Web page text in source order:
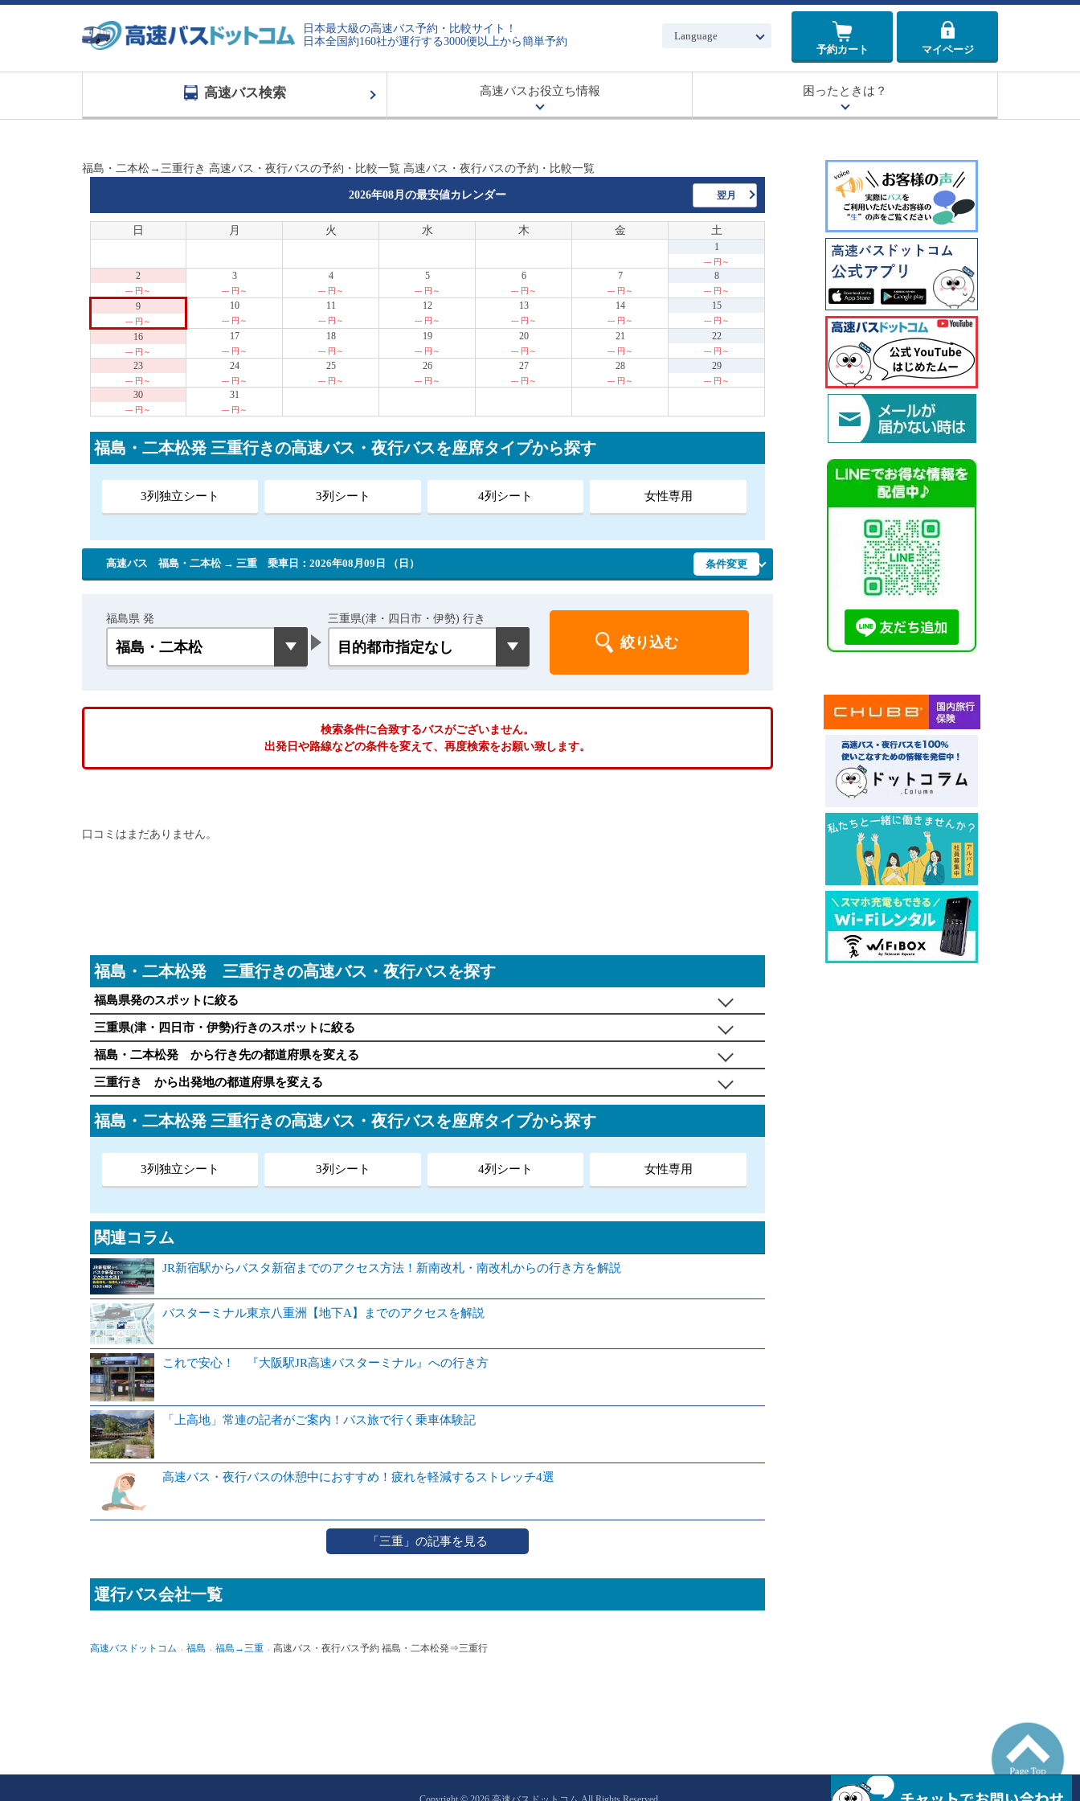
日本最大級の高速バス予約・比較サイト！
日本全国約160社が運行する3000便以上から簡単予約
Language
予約カート
マイページ
高速バス検索 高速バスお役立ち情報 困ったときは？
福島・二本松→三重行き 高速バス・夜行バスの予約・比較一覧 高速バス・夜行バスの予約・比較一覧
2026年08月の最安値カレンダー 翌月
日 月 火 水 木 金 土
1
--- 円～
2
--- 円～
3
--- 円～
4
--- 円～
5
--- 円～
6
--- 円～
7
--- 円～
8
--- 円～
9
--- 円～
10
--- 円～
11
--- 円～
12
--- 円～
13
--- 円～
14
--- 円～
15
--- 円～
16
--- 円～
17
--- 円～
18
--- 円～
19
--- 円～
20
--- 円～
21
--- 円～
22
--- 円～
23
--- 円～
24
--- 円～
25
--- 円～
26
--- 円～
27
--- 円～
28
--- 円～
29
--- 円～
30
--- 円～
31
--- 円～
福島・二本松発 三重行きの高速バス・夜行バスを座席タイプから探す
3列独立シート 3列シート 4列シート 女性専用
高速バス 福島・二本松 → 三重 乗車日：2026年08月09日 （日） 条件変更
福島県 発 三重県(津・四日市・伊勢) 行き
検索条件に合致するバスがございません。
出発日や路線などの条件を変えて、再度検索をお願い致します。
口コミはまだありません。
福島・二本松発 三重行きの高速バス・夜行バスを探す
福島県発のスポットに絞る
三重県(津・四日市・伊勢)行きのスポットに絞る
福島・二本松発 から行き先の都道府県を変える
三重行き から出発地の都道府県を変える
福島・二本松発 三重行きの高速バス・夜行バスを座席タイプから探す
3列独立シート 3列シート 4列シート 女性専用
関連コラム
JR新宿駅からバスタ新宿までのアクセス方法！新南改札・南改札からの行き方を解説
バスターミナル東京八重洲【地下A】までのアクセスを解説
これで安心！ 『大阪駅JR高速バスターミナル』への行き方
「上高地」常連の記者がご案内！バス旅で行く乗車体験記
高速バス・夜行バスの休憩中におすすめ！疲れを軽減するストレッチ4選
「三重」の記事を見る
運行バス会社一覧
高速バスドットコム 福島 福島→三重 高速バス・夜行バス予約 福島・二本松発⇒三重行